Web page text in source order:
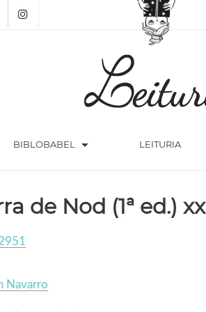
BIBLOBABEL arrow_drop_down LEITURIA
de Nod (1ª ed.) xx
Navarro